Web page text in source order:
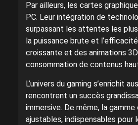
Par ailleurs, les cartes
PC. Leur intégration de
surpassant les attentes les
la puissance brute et
croissante et des animations
consommation de contenus
L’univers du gaming s’enrichit
rencontrent un succès
immersive. De même, la
ajustables, indispensables